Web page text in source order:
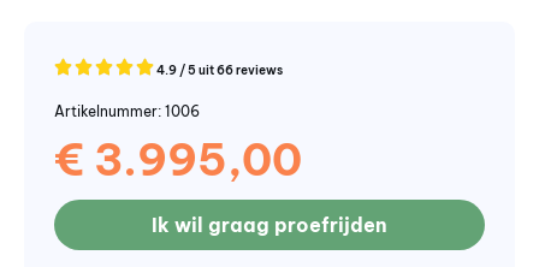
4.9 / 5 uit 66 reviews
Artikelnummer: 1006
€ 3.995,00
Ik wil graag proefrijden